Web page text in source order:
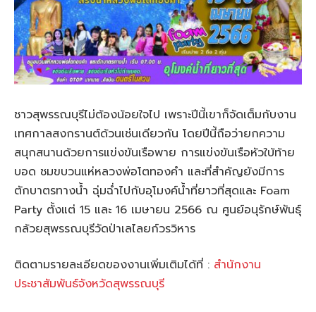
ชาวสุพรรณบุรีไม่ต้องน้อยใจไป เพราะปีนี้เขาก็จัดเต็มกับงาน
เทศกาลสงกรานต์ด้วนเช่นเดียวกัน โดยปีนี้ถือว่ายกความ
สนุกสนานด้วยการแข่งขันเรือพาย การแข่งขันเรือหัวใบ้ท้าย
บอด ชมขบวนแห่หลวงพ่อโตทองคำ และที่สำคัญยังมีการ
ตักบาตรทางน้ำ ฉุ่มฉ่ำไปกับอุโมงค์น้ำที่ยาวที่สุดและ Foam
Party ตั้งแต่ 15 และ 16 เมษายน 2566 ณ ศูนย์อนุรักษ์พันธุ์
กล้วยสุพรรณบุรีวัดป่าเลไลยก์วรวิหาร
ติดตามรายละเอียดของงานเพิ่มเติมได้ที่ : สำนักงาน
ประชาสัมพันธ์จังหวัดสุพรรณบุรี